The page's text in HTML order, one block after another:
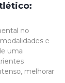
no
e
uma
melhorar